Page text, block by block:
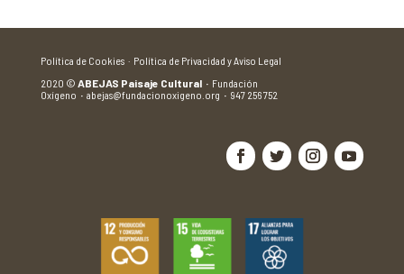
Política de Cookies · Política de Privacidad y Aviso Legal
2020 © ABEJAS Paisaje Cultural · Fundación
Oxígeno · abejas@fundacionoxigeno.org · 947 256 752